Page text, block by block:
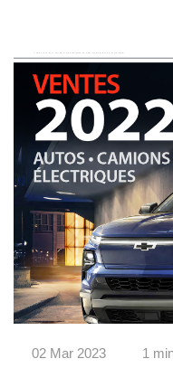
02 Mar 2023 1